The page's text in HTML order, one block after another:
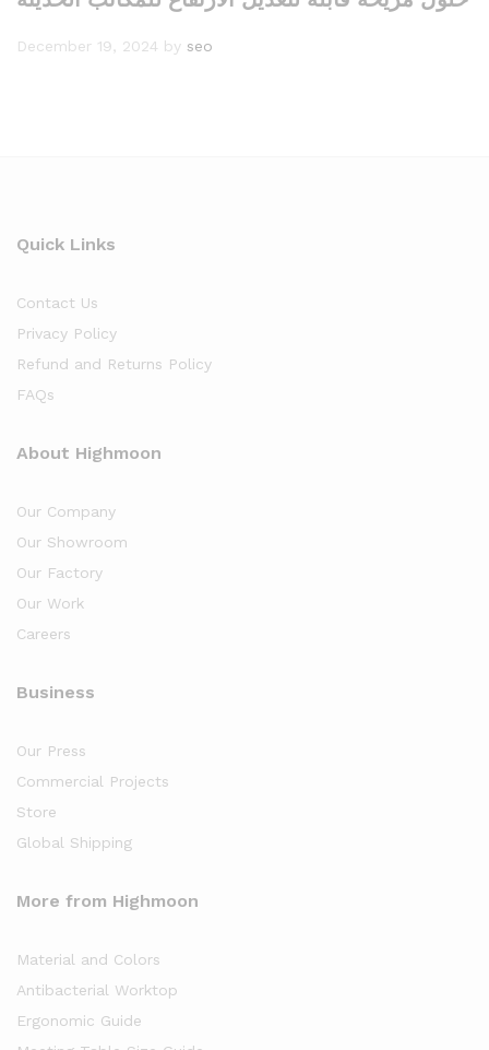
December 19, 2024 by seo
Quick Links
Contact Us
Privacy Policy
Refund and Returns Policy
FAQs
About Highmoon
Our Company
Our Showroom
Our Factory
Our Work
Careers
Business
Our Press
Commercial Projects
Store
Global Shipping
More from Highmoon
Material and Colors
Antibacterial Worktop
Ergonomic Guide